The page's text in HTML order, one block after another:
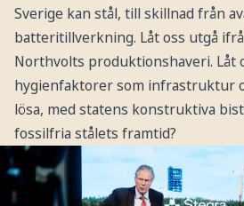
Sverige kan stål, till skillnad från
batteritillverkning. Låt oss utgå
Northvolts produktionshaveri. Låt
hygienfaktorer som infrastruktur
lösa, med statens konstruktiva
fossilfria stålets framtid?